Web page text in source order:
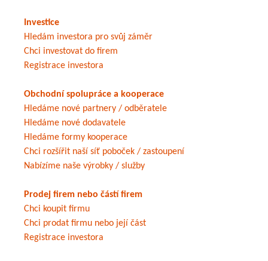
Investice
Hledám investora pro svůj záměr
Chci investovat do firem
Registrace investora
Obchodní spolupráce a kooperace
Hledáme nové partnery / odběratele
Hledáme nové dodavatele
Hledáme formy kooperace
Chci rozšířit naší síť poboček / zastoupení
Nabízíme naše výrobky / služby
Prodej firem nebo částí firem
Chci koupit firmu
Chci prodat firmu nebo její část
Registrace investora